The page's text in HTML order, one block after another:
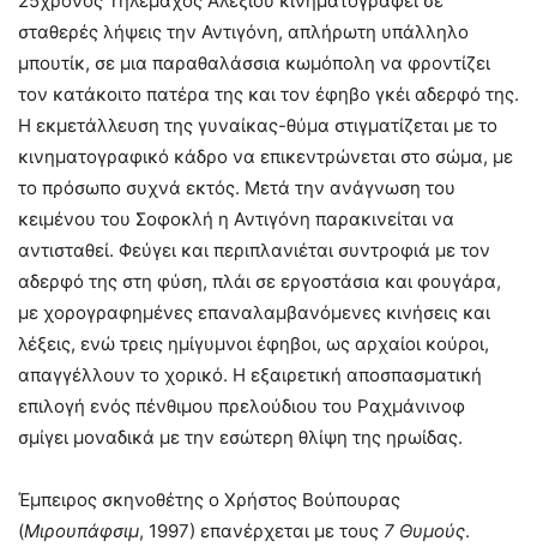
σταθερές λήψεις την Αντιγόνη, απλήρωτη υπάλληλο
μπουτίκ, σε μια παραθαλάσσια κωμόπολη να φροντίζει
τον κατάκοιτο πατέρα της και τον έφηβο γκέι αδερφό της.
Η εκμετάλλευση της γυναίκας-θύμα στιγματίζεται με το
κινηματογραφικό κάδρο να επικεντρώνεται στο σώμα, με
το πρόσωπο συχνά εκτός. Μετά την ανάγνωση του
κειμένου του Σοφοκλή η Αντιγόνη παρακινείται να
αντισταθεί. Φεύγει και περιπλανιέται συντροφιά με τον
αδερφό της στη φύση, πλάι σε εργοστάσια και φουγάρα,
με χορογραφημένες επαναλαμβανόμενες κινήσεις και
λέξεις, ενώ τρεις ημίγυμνοι έφηβοι, ως αρχαίοι κούροι,
απαγγέλλουν το χορικό. Η εξαιρετική αποσπασματική
επιλογή ενός πένθιμου πρελούδιου του Ραχμάνινοφ
σμίγει μοναδικά με την εσώτερη θλίψη της ηρωίδας.
Έμπειρος σκηνοθέτης ο Χρήστος Βούπουρας
(Μιρουπάφσιμ, 1997) επανέρχεται με τους 7 Θυμούς.